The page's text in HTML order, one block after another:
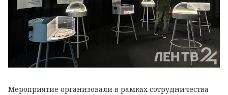
Мероприятие организовали в рамках сотрудничества